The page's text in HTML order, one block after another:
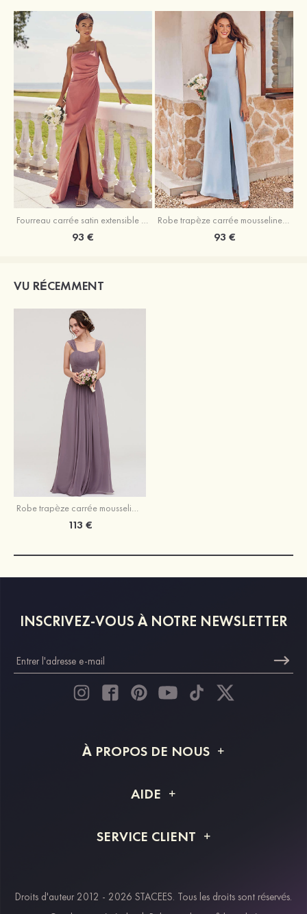
93 € 93 €
VU RÉCEMMENT
Robe trapèze carrée mousseline longueur ras du sol robe de demoiselle d'honneur avec plissé
113 €
INSCRIVEZ-VOUS À NOTRE NEWSLETTER
À PROPOS DE NOUS
Livraison
AIDE
Retour et remboursement
SERVICE CLIENT
Modes de paiement
Droits d'auteur 2012 - 2026 STACEES. Tous les droits sont réservés.